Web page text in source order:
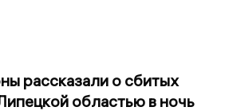
рассказали о сбитых
областью в ночь